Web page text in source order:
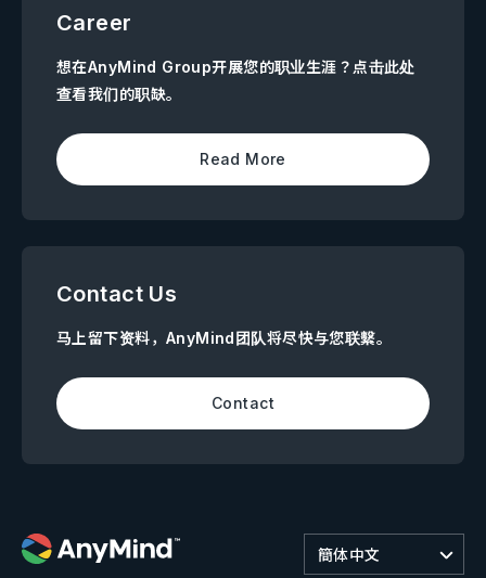
Career
想在AnyMind Group开展您的职业生涯？点击此处
查看我们的职缺。
Read More
Contact Us
马上留下资料，AnyMind团队将尽快与您联繫。
Contact
簡体中文